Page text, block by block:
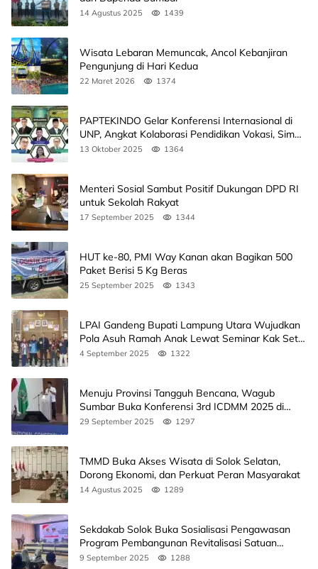
14 Agustus 2025 1439
Wisata Lebaran Memuncak, Ancol Kebanjiran
Pengunjung di Hari Kedua
22 Maret 2026 1374
PAPTEKINDO Gelar Konferensi Internasional di
UNP, Angkat Kolaborasi Pendidikan Vokasi, Simak
Agendanya
13 Oktober 2025 1364
Menteri Sosial Sambut Positif Dukungan DPD RI
untuk Sekolah Rakyat
17 September 2025 1344
HUT ke-80, PMI Way Kanan akan Bagikan 500
Paket Berisi 5 Kg Beras
25 September 2025 1343
LPAI Gandeng Bupati Lampung Utara Wujudkan
Pola Asuh Ramah Anak Lewat Seminar Kak Seto,
Ini Jadwalnya
4 September 2025 1322
Menuju Provinsi Tangguh Bencana, Wagub
Sumbar Buka Konferensi 3rd ICDMM 2025 di
Unand
29 September 2025 1297
TMMD Buka Akses Wisata di Solok Selatan,
Dorong Ekonomi, dan Perkuat Peran Masyarakat
14 Agustus 2025 1289
Sekdakab Solok Buka Sosialisasi Pengawasan
Program Pembangunan Revitalisasi Satuan
Pendidikan
9 September 2025 1288